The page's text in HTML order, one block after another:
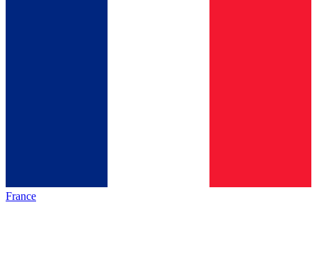
France